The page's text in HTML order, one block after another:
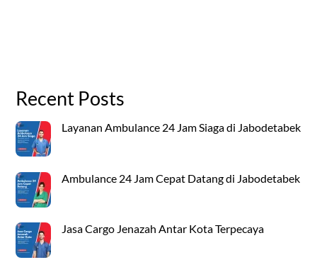
Recent Posts
Layanan Ambulance 24 Jam Siaga di Jabodetabek
Ambulance 24 Jam Cepat Datang di Jabodetabek
Jasa Cargo Jenazah Antar Kota Terpecaya